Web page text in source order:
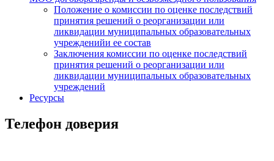
Положение о комиссии по оценке последствий
принятия решений о реорганизации или
ликвидации муниципальных образовательных
учрежденийи ее состав
Заключения комиссии по оценке последствий
принятия решений о реорганизации или
ликвидации муниципальных образовательных
учреждений
Ресурсы
Телефон доверия